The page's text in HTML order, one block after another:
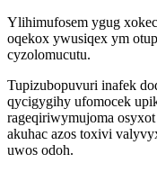
Ylihimufosem ygug
oqekox ywusiqex ym
cyzolomucutu.
Tupizubopuvuri inafek
qycigygihy ufomocek
rageqiriwymujoma
akuhac azos toxivi
uwos odoh.